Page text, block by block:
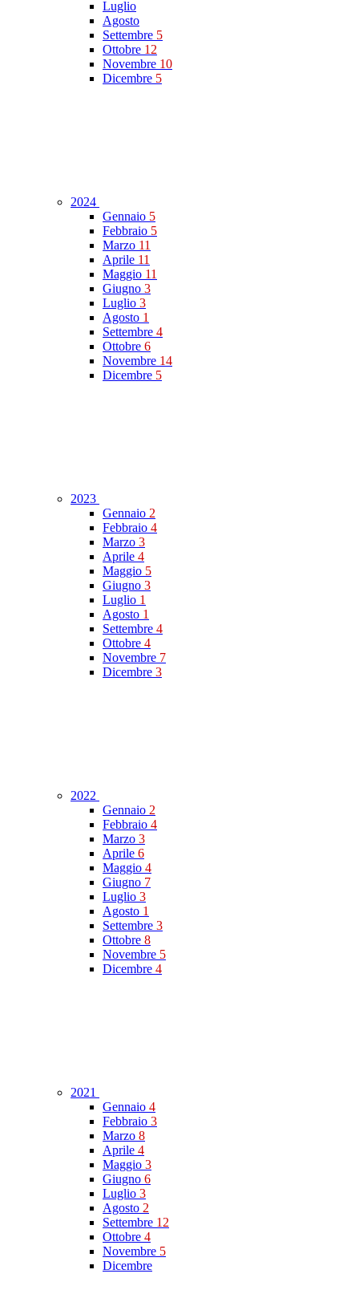
Luglio
Agosto
Settembre 5
Ottobre 12
Novembre 10
Dicembre 5
2024
Gennaio 5
Febbraio 5
Marzo 11
Aprile 11
Maggio 11
Giugno 3
Luglio 3
Agosto 1
Settembre 4
Ottobre 6
Novembre 14
Dicembre 5
2023
Gennaio 2
Febbraio 4
Marzo 3
Aprile 4
Maggio 5
Giugno 3
Luglio 1
Agosto 1
Settembre 4
Ottobre 4
Novembre 7
Dicembre 3
2022
Gennaio 2
Febbraio 4
Marzo 3
Aprile 6
Maggio 4
Giugno 7
Luglio 3
Agosto 1
Settembre 3
Ottobre 8
Novembre 5
Dicembre 4
2021
Gennaio 4
Febbraio 3
Marzo 8
Aprile 4
Maggio 3
Giugno 6
Luglio 3
Agosto 2
Settembre 12
Ottobre 4
Novembre 5
Dicembre